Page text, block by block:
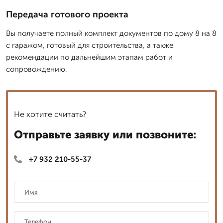
Передача готового проекта
Вы получаете полный комплект документов по дому 8 на 8
с гаражом, готовый для строительства, а также
рекомендации по дальнейшим этапам работ и
сопровождению.
Не хотите считать?
Отправьте заявку или позвоните:
+7 932 210-55-37